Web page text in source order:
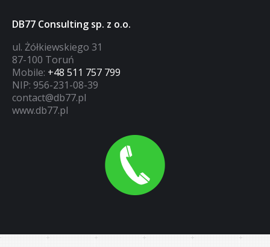
DB77 Consulting sp. z o.o.
ul. Żółkiewskiego 31
87-100 Toruń
Mobile: +48 511 757 799
NIP: 956-231-08-39
contact@db77.pl
www.db77.pl